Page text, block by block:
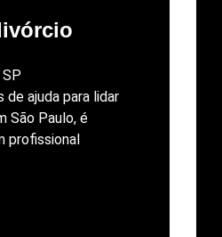
de ajuda para lidar
São Paulo, é
profissional